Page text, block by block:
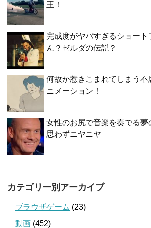
王！
完成度がヤバすぎるショート
ん？ゼルダの伝説？
何故か惹きこまれてしまう不
ニメーション！
女性のお尻で音楽を奏でる夢
思わずニヤニヤ
カテゴリー別アーカイブ
ブラウザゲーム (23)
動画 (452)